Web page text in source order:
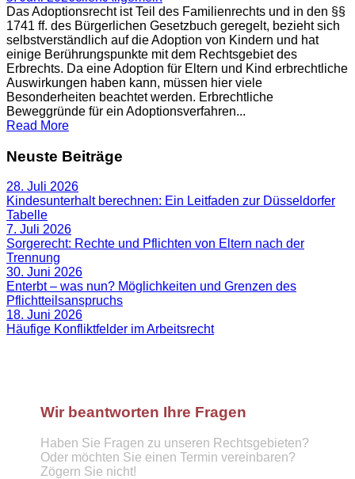
Das Adoptionsrecht ist Teil des Familienrechts und in den §§
1741 ff. des Bürgerlichen Gesetzbuch geregelt, bezieht sich
selbstverständlich auf die Adoption von Kindern und hat
einige Berührungspunkte mit dem Rechtsgebiet des
Erbrechts. Da eine Adoption für Eltern und Kind erbrechtliche
Auswirkungen haben kann, müssen hier viele
Besonderheiten beachtet werden. Erbrechtliche
Beweggründe für ein Adoptionsverfahren...
Read More
Neuste Beiträge
28. Juli 2026
Kindesunterhalt berechnen: Ein Leitfaden zur Düsseldorfer
Tabelle
7. Juli 2026
Sorgerecht: Rechte und Pflichten von Eltern nach der
Trennung
30. Juni 2026
Enterbt – was nun? Möglichkeiten und Grenzen des
Pflichtteilsanspruchs
18. Juni 2026
Häufige Konfliktfelder im Arbeitsrecht
Wir beantworten Ihre Fragen
Haben Sie Fragen zu unseren Rechtsgebieten?
Oder möchten Sie einen Termin vereinbaren?
Zögern Sie nicht!